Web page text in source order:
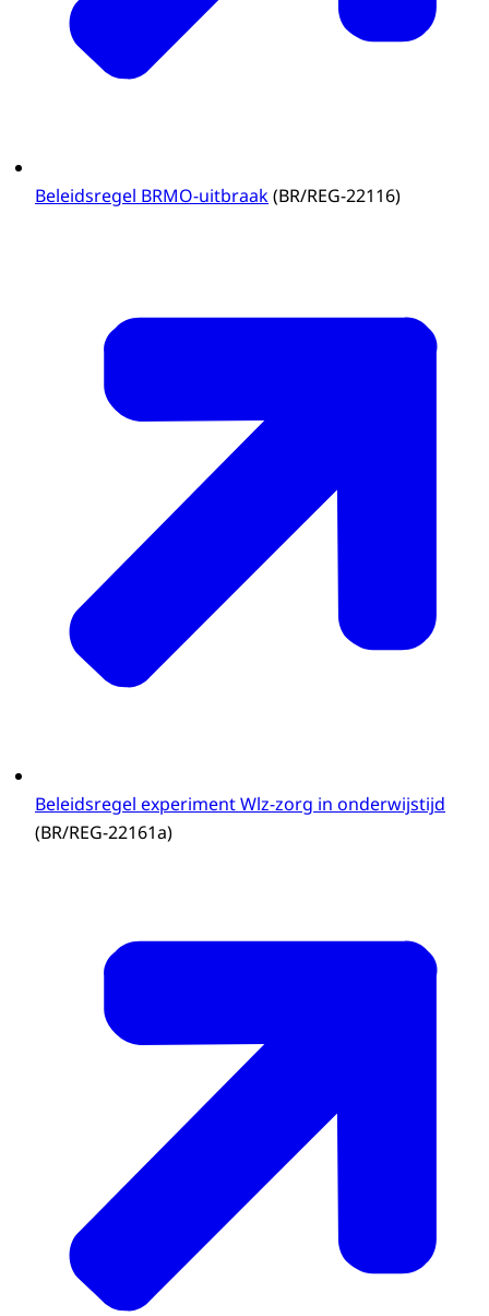
Beleidsregel BRMO-uitbraak(BR/REG-22116)
Beleidsregel experiment Wlz-zorg in onderwijstijd
(BR/REG-22161a)